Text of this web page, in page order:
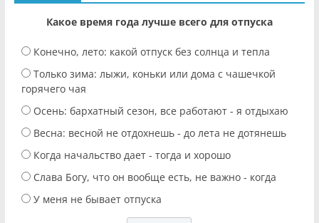
Какое время года лучше всего для отпуска
Конечно, лето: какой отпуск без солнца и тепла
Только зима: лыжи, коньки или дома с чашечкой
горячего чая
Осень: бархатный сезон, все работают - я отдыхаю
Весна: весной не отдохнешь - до лета не дотянешь
Когда начальство дает - тогда и хорошо
Слава Богу, что он вообще есть, не важно - когда
У меня не бывает отпуска